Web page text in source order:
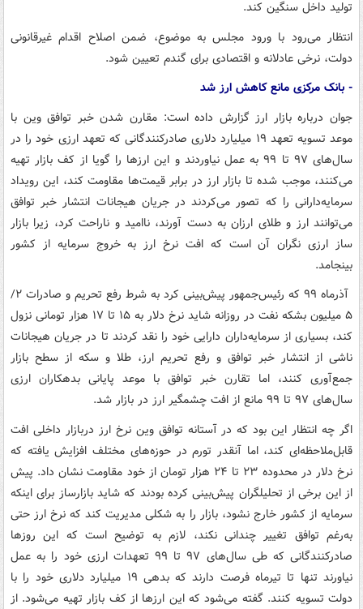
تولید داخل سنگین کند.
انتظار می‌رود با ورود مجلس به موضوع، ضمن اصلاح اقدام غیرقانونی
دولت، نرخی عادلانه و اقتصادی برای گندم تعیین شود.
- بانک مرکزی مانع کاهش ارز شد
جوان درباره بازار ارز گزارش داده است: مقارن شدن خبر توافق وین با
موعد تسویه تعهد ۱۹ میلیارد دلاری صادرکنندگانی که تعهد ارزی خود را در
سال‌های ۹۷ تا ۹۹ به عمل نیاوردند و این ارزها را گویا از کف بازار تهیه
می‌کنند، موجب شده تا بازار ارز در برابر قیمت‌ها مقاومت کند، این رویداد
سرمایه‌دارانی را که تصور می‌کردند در جریان هیجانات انتشار خبر توافق
می‌توانند ارز و طلای ارزان به دست آورند، ناامید و ناراحت کرد، زیرا بازار
ساز ارزی نگران آن است که افت نرخ ارز به خروج سرمایه از کشور
بینجامد.
آذرماه ۹۹ که رئیس‌جمهور پیش‌بینی کرد به شرط رفع تحریم و صادرات ۲/
۵ میلیون بشکه نفت در روزانه شاید نرخ دلار به ۱۵ تا ۱۷ هزار تومانی نزول
کند، بسیاری از سرمایه‌داران دارایی خود را نقد کردند تا در جریان هیجانات
ناشی از انتشار خبر توافق و رفع تحریم ارز، طلا و سکه از سطح بازار
جمع‌آوری کنند، اما تقارن خبر توافق با موعد پایانی بدهکاران ارزی
سال‌های ۹۷ تا ۹۹ مانع از افت چشمگیر ارز در بازار شد.
اگر چه انتظار این بود که در آستانه توافق وین نرخ ارز دربازار داخلی افت
قابل‌ملاحظه‌ای کند، اما آنقدر تورم در حوزه‌های مختلف افزایش یافته که
نرخ دلار در محدوده ۲۳ تا ۲۴ هزار تومان از خود مقاومت نشان داد. پیش
از این برخی از تحلیلگران پیش‌بینی کرده بودند که شاید بازارساز برای اینکه
سرمایه از کشور خارج نشود، بازار را به شکلی مدیریت کند که نرخ ارز حتی
به‌رغم توافق تغییر چندانی نکند، لازم به توضیح است که این روزها
صادرکنندگانی که طی سال‌های ۹۷ تا ۹۹ تعهدات ارزی خود را به عمل
نیاورند تنها تا تیرماه فرصت دارند که بدهی ۱۹ میلیارد دلاری خود را با
دولت تسویه کنند. گفته می‌شود که این ارزها از کف بازار تهیه می‌شود. از